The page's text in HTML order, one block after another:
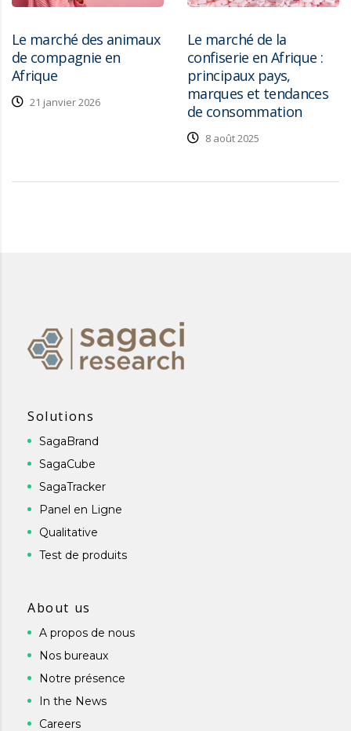
Le marché des animaux
de compagnie en
Afrique
21 janvier 2026
Le marché de la
confiserie en Afrique :
principaux pays,
marques et tendances
de consommation
8 août 2025
Solutions
SagaBrand
SagaCube
SagaTracker
Panel en Ligne
Qualitative
Test de produits
About us
A propos de nous
Nos bureaux
Notre présence
In the News
Careers